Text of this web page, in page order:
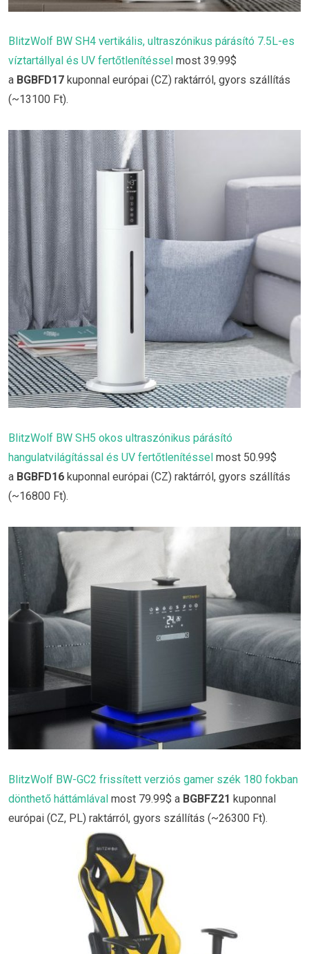
BlitzWolf BW SH4 vertikális, ultraszónikus párásító 7.5L-es
víztartállyal és UV fertőtlenítéssel most 39.99$
a BGBFD17 kuponnal európai (CZ) raktárról, gyors szállítás
(~13100 Ft).
BlitzWolf BW SH5 okos ultraszónikus párásító
hangulatvilágítással és UV fertőtlenítéssel most 50.99$
a BGBFD16 kuponnal európai (CZ) raktárról, gyors szállítás
(~16800 Ft).
BlitzWolf BW-GC2 frissített verziós gamer szék 180 fokban
dönthető háttámlával most 79.99$ a BGBFZ21 kuponnal
európai (CZ, PL) raktárról, gyors szállítás (~26300 Ft).